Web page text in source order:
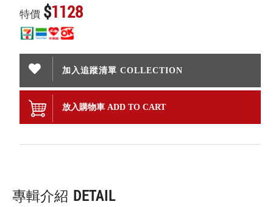
特價 $1128
加入追蹤清單 COLLECTION
放入購物車 ADD TO CART
專輯介紹 DETAIL